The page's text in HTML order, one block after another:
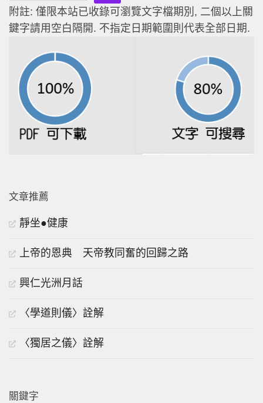
附註: 僅限本站已收錄可瀏覽文字檔期別, 二個以上關
鍵字請用空白隔開. 不指定日期範圍則代表全部日期.
文章推薦
靜坐●健康
上帝的恩典 天帝教同奮的回歸之路
興仁光洲月話
〈學道則儀〉詮解
〈獨居之儀〉詮解
關鍵字